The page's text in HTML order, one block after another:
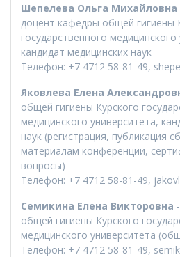
Шепелева Ольга Михайловна
доцент кафедры общей гигиены
государственного медицинского
кандидат медицинских наук
Телефон: +7 4712 58-81-49,
Яковлева Елена
общей гигиены Курского
медицинского университета,
наук (регистрация, публикация
материалам конференции,
вопросы)
Телефон: +7 4712 58-81-49,
Семикина Елена Викторовна
общей гигиены Курского
медицинского университета
Телефон: +7 4712 58-81-49,